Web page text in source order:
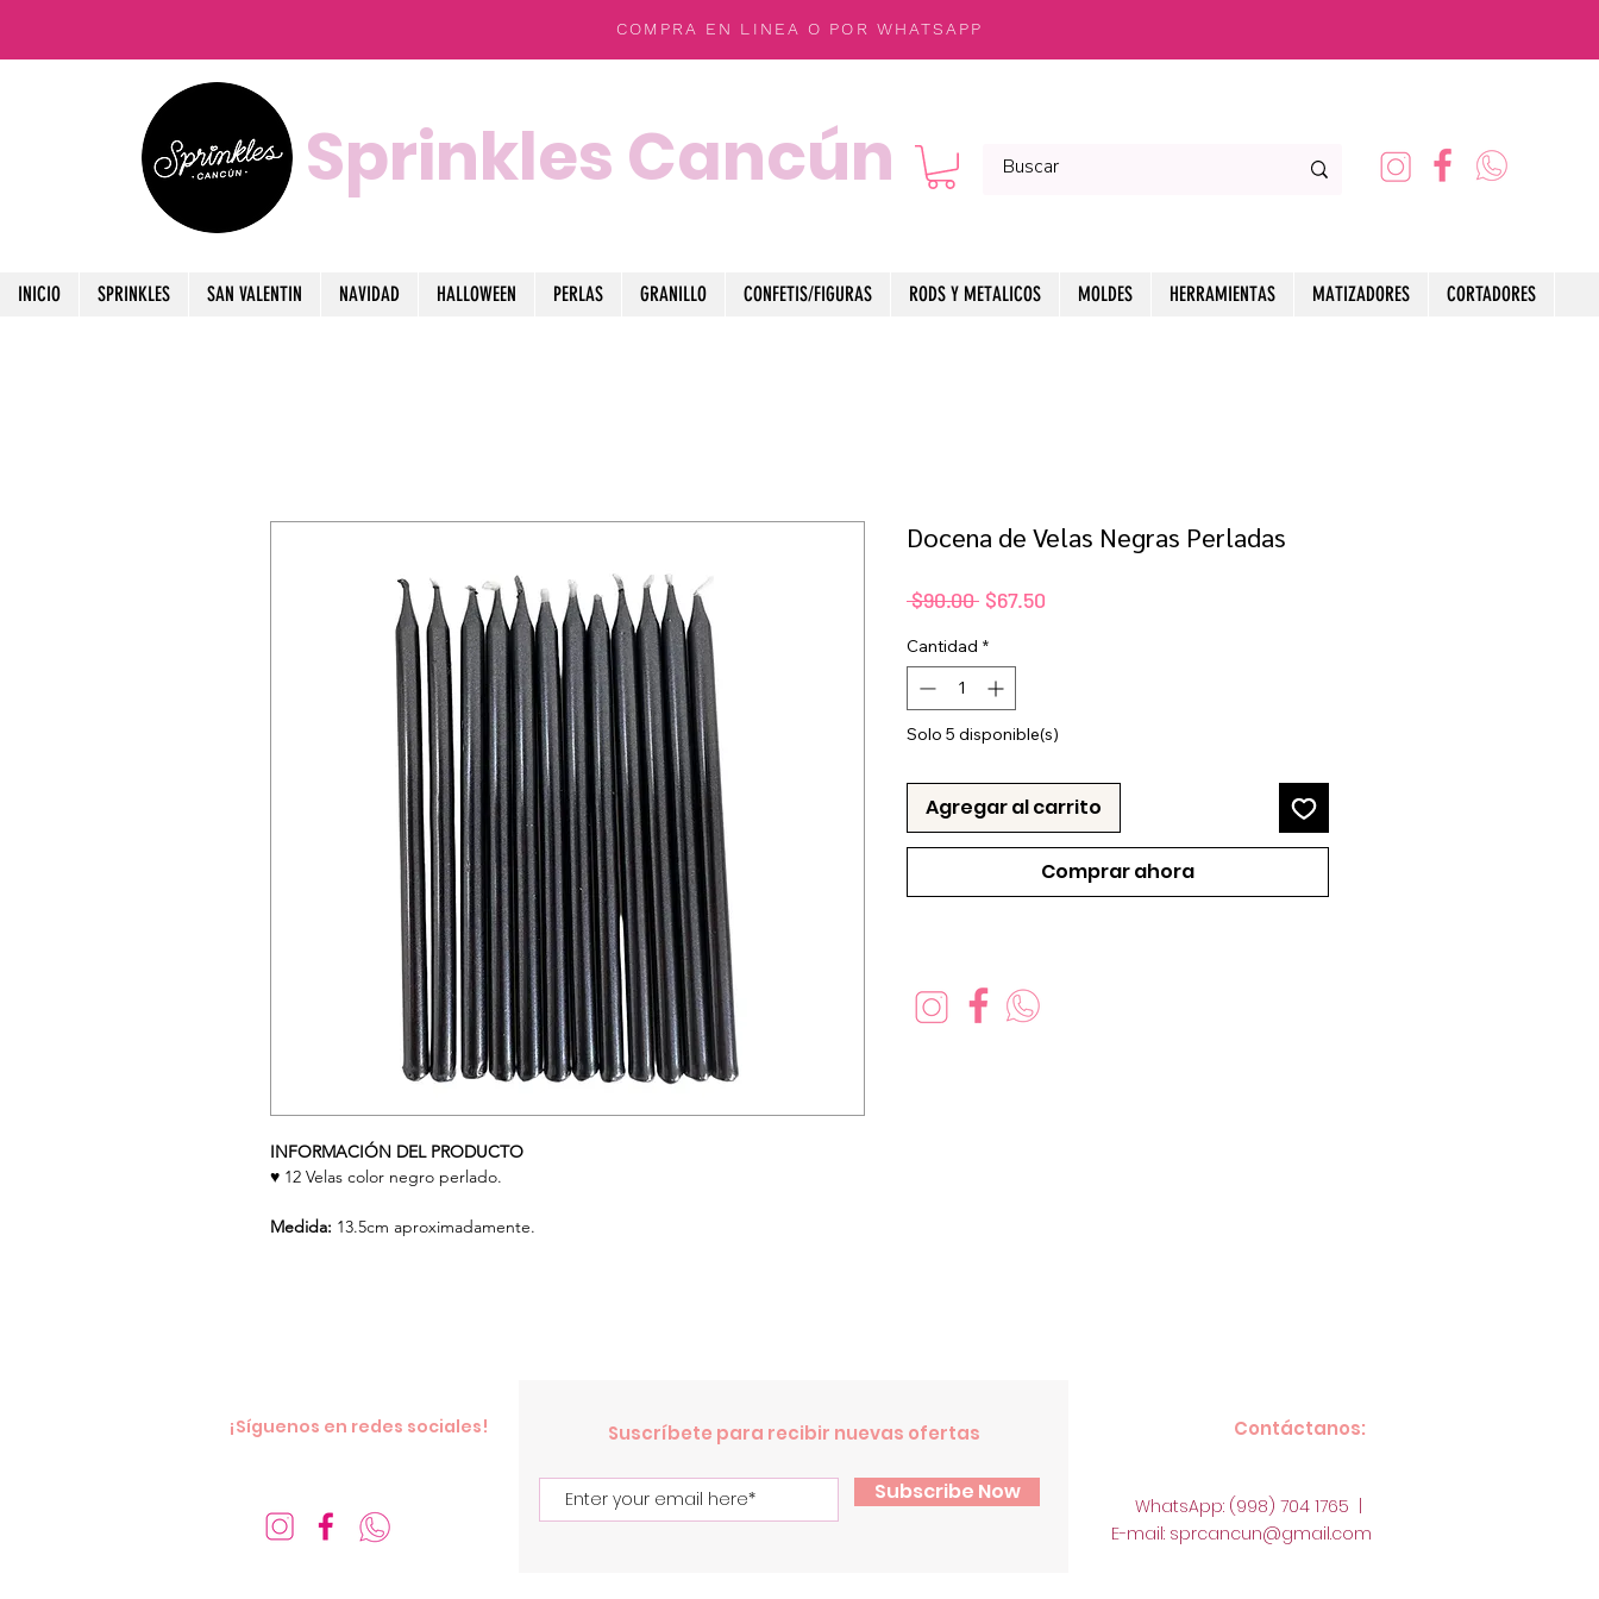
COMPRA EN LINEA O POR WHATSAPP
Sprinkles Cancún
INICIO SPRINKLES SAN VALENTIN NAVIDAD HALLOWEEN PERLAS GRANILLO CONFETIS/FIGURAS RODS Y METALICOS MOLDES HERRAMIENTAS MATIZADORES CORTADORES
INFORMACIÓN DEL PRODUCTO
♥ 12 Velas color negro perlado.
Medida: 13.5cm aproximadamente.
Docena de Velas Negras Perladas
$90.00 Precio
$67.50
Cantidad *
Solo 5 disponible(s)
Agregar al carrito
Comprar ahora
¡Síguenos en redes sociales! Suscríbete para recibir nuevas ofertas
Subscribe Now
Contáctanos:
WhatsApp: (998) 704 1765 |
E-mail: sprcancun@gmail.com